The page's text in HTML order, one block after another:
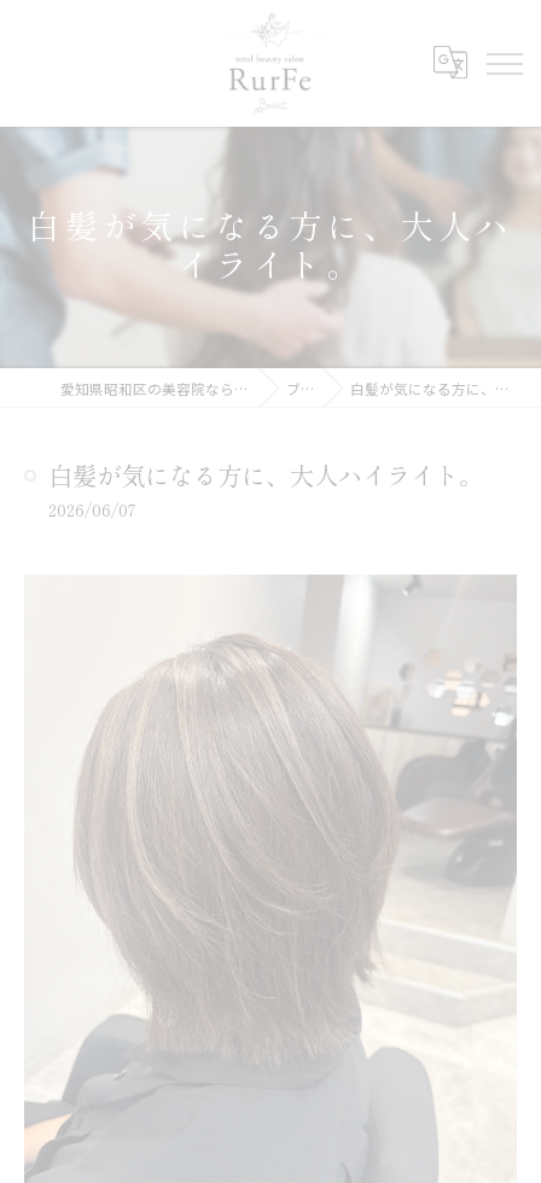
白髪が気になる方に、大人ハ
イライト。
愛知県昭和区の美容院ならRurFe【ルルフェ】 ブログ 白髪が気になる方に、大人ハイライト。
白髪が気になる方に、大人ハイライト。
2026/06/07